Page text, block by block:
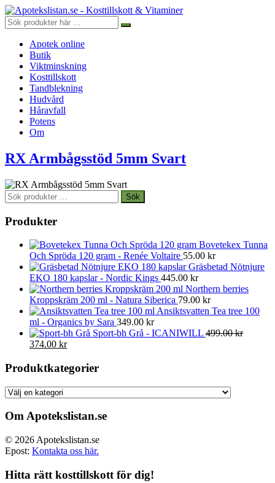
Apotek online
Butik
Viktminskning
Kosttillskott
Tandblekning
Hudvård
Håravfall
Potens
Om
RX Armbågsstöd 5mm Svart
Sök
efter:
Sök
Produkter
Bovetekex Tunna
Och Spröda 120 gram - Renée Voltaire 55.00 kr
Gräsbetad Nötnjure
EKO 180 kapslar - Nordic Kings 445.00 kr
Northern berries
Kroppskräm 200 ml - Natura Siberica 79.00 kr
Ansiktsvatten Tea tree 100
ml - Organics by Sara 349.00 kr
Sport-bh Grå - ICANIWILL 499.00kr
Det
priset
499.00 kr.
374.00 krDet
priset
är:
374.00 kr.
Produktkategorier
Om Apotekslistan.se
© 2026 Apotekslistan.se
Epost: Kontakta oss här.
Hitta rätt kosttillskott för dig!